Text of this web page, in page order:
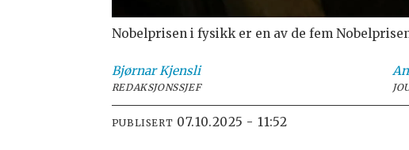
Nobelprisen i fysikk er en av de fem
Bjørnar Kjensli
REDAKSJONSSJEF
PUBLISERT 07.10.2025 - 11:52